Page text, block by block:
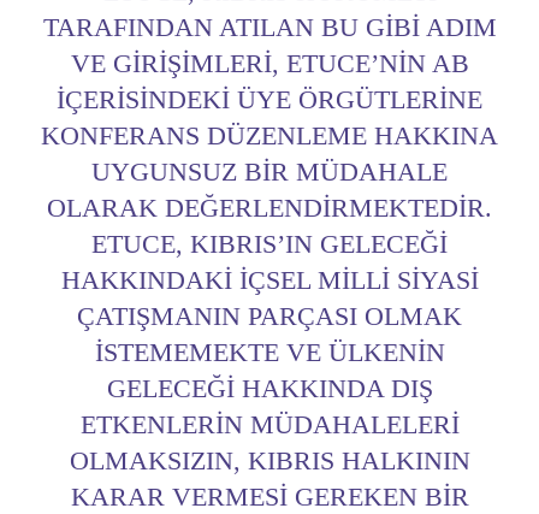
TARAFINDAN ATILAN BU GIBI ADIM
VE GIRIŞIMLERI, ETUCE’NIN AB
IÇERISINDEKI ÜYE ÖRGÜTLERINE
KONFERANS DÜZENLEME HAKKINA
UYGUNSUZ BIR MÜDAHALE
OLARAK DEĞERLENDIRMEKTEDIR.
ETUCE, KIBRIS’IN GELECEĞI
HAKKINDAKI IÇSEL MILLI SIYASI
ÇATIŞMANIN PARÇASI OLMAK
ISTEMEMEKTE VE ÜLKENIN
GELECEĞI HAKKINDA DIŞ
ETKENLERIN MÜDAHALELERI
OLMAKSIZIN, KIBRIS HALKININ
KARAR VERMESI GEREKEN BIR